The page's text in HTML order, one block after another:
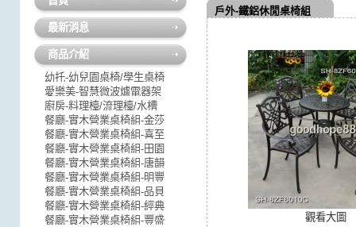
戶外-鐵鋁休閒桌椅組
觀看大圖
最新消息
商品介紹
幼托-幼兒園桌椅/學生桌椅
愛樂美-智慧微波爐電器架
廚房-料理檯/流理檯/水槽
餐廳-實木營業桌椅組-金莎
餐廳-實木營業桌椅組-喜至
餐廳-實木營業桌椅組-田園
餐廳-實木營業桌椅組-唐韻
餐廳-實木營業桌椅組-明豐
餐廳-實木營業桌椅組-品貝
餐廳-實木營業桌椅組-經典
餐廳-實木營業桌椅組-豐盛